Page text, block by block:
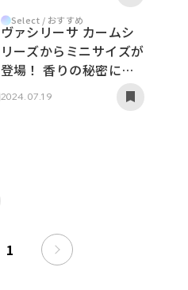
Select / おすすめ
ヴァシリーサ カームシ
リーズからミニサイズが
登場！ 香りの秘密に迫
る
2024.07.19
1